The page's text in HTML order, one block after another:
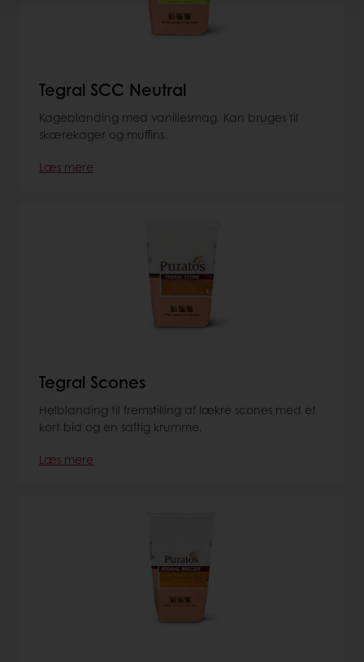
Tegral SCC Neutral
Kageblanding med vanillesmag. Kan bruges til
skærekager og muffins.
Læs mere
Tegral Scones
Helblanding til fremstilling af lækre scones med et
kort bid og en saftig krumme.
Læs mere